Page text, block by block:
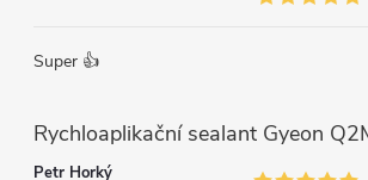
Super 👍
Petr Horký